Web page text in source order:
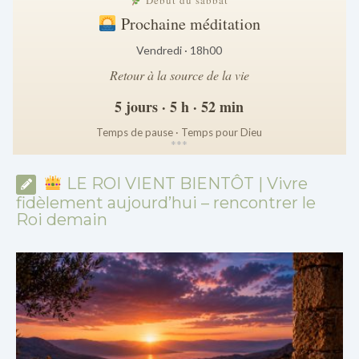
Prochaine méditation
Vendredi · 18h00
Retour à la source de la vie
5 jours · 5 h · 52 min
Temps de pause · Temps pour Dieu
***
LE ROI VIENT BIENTÔT | Vivre
fidèlement aujourd’hui – rencontrer le
Roi demain